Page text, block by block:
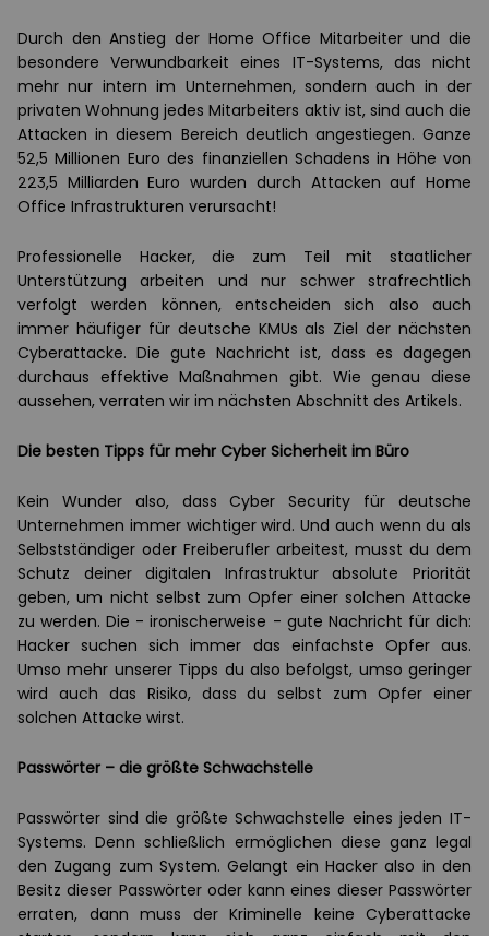
Durch den Anstieg der Home Office Mitarbeiter und die
besondere Verwundbarkeit eines IT-Systems, das nicht
mehr nur intern im Unternehmen, sondern auch in der
privaten Wohnung jedes Mitarbeiters aktiv ist, sind auch die
Attacken in diesem Bereich deutlich angestiegen. Ganze
52,5 Millionen Euro des finanziellen Schadens in Höhe von
223,5 Milliarden Euro wurden durch Attacken auf Home
Office Infrastrukturen verursacht!
Professionelle Hacker, die zum Teil mit staatlicher
Unterstützung arbeiten und nur schwer strafrechtlich
verfolgt werden können, entscheiden sich also auch
immer häufiger für deutsche KMUs als Ziel der nächsten
Cyberattacke. Die gute Nachricht ist, dass es dagegen
durchaus effektive Maßnahmen gibt. Wie genau diese
aussehen, verraten wir im nächsten Abschnitt des Artikels.
Die besten Tipps für mehr Cyber Sicherheit im Büro
Kein Wunder also, dass Cyber Security für deutsche
Unternehmen immer wichtiger wird. Und auch wenn du als
Selbstständiger oder Freiberufler arbeitest, musst du dem
Schutz deiner digitalen Infrastruktur absolute Priorität
geben, um nicht selbst zum Opfer einer solchen Attacke
zu werden. Die - ironischerweise - gute Nachricht für dich:
Hacker suchen sich immer das einfachste Opfer aus.
Umso mehr unserer Tipps du also befolgst, umso geringer
wird auch das Risiko, dass du selbst zum Opfer einer
solchen Attacke wirst.
Passwörter – die größte Schwachstelle
Passwörter sind die größte Schwachstelle eines jeden IT-
Systems. Denn schließlich ermöglichen diese ganz legal
den Zugang zum System. Gelangt ein Hacker also in den
Besitz dieser Passwörter oder kann eines dieser Passwörter
erraten, dann muss der Kriminelle keine Cyberattacke